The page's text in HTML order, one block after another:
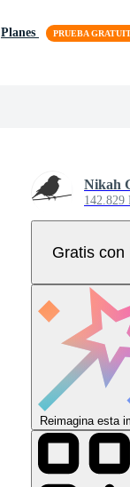
Planes
Nikah
142.829
Gratis con
Reimagina esta